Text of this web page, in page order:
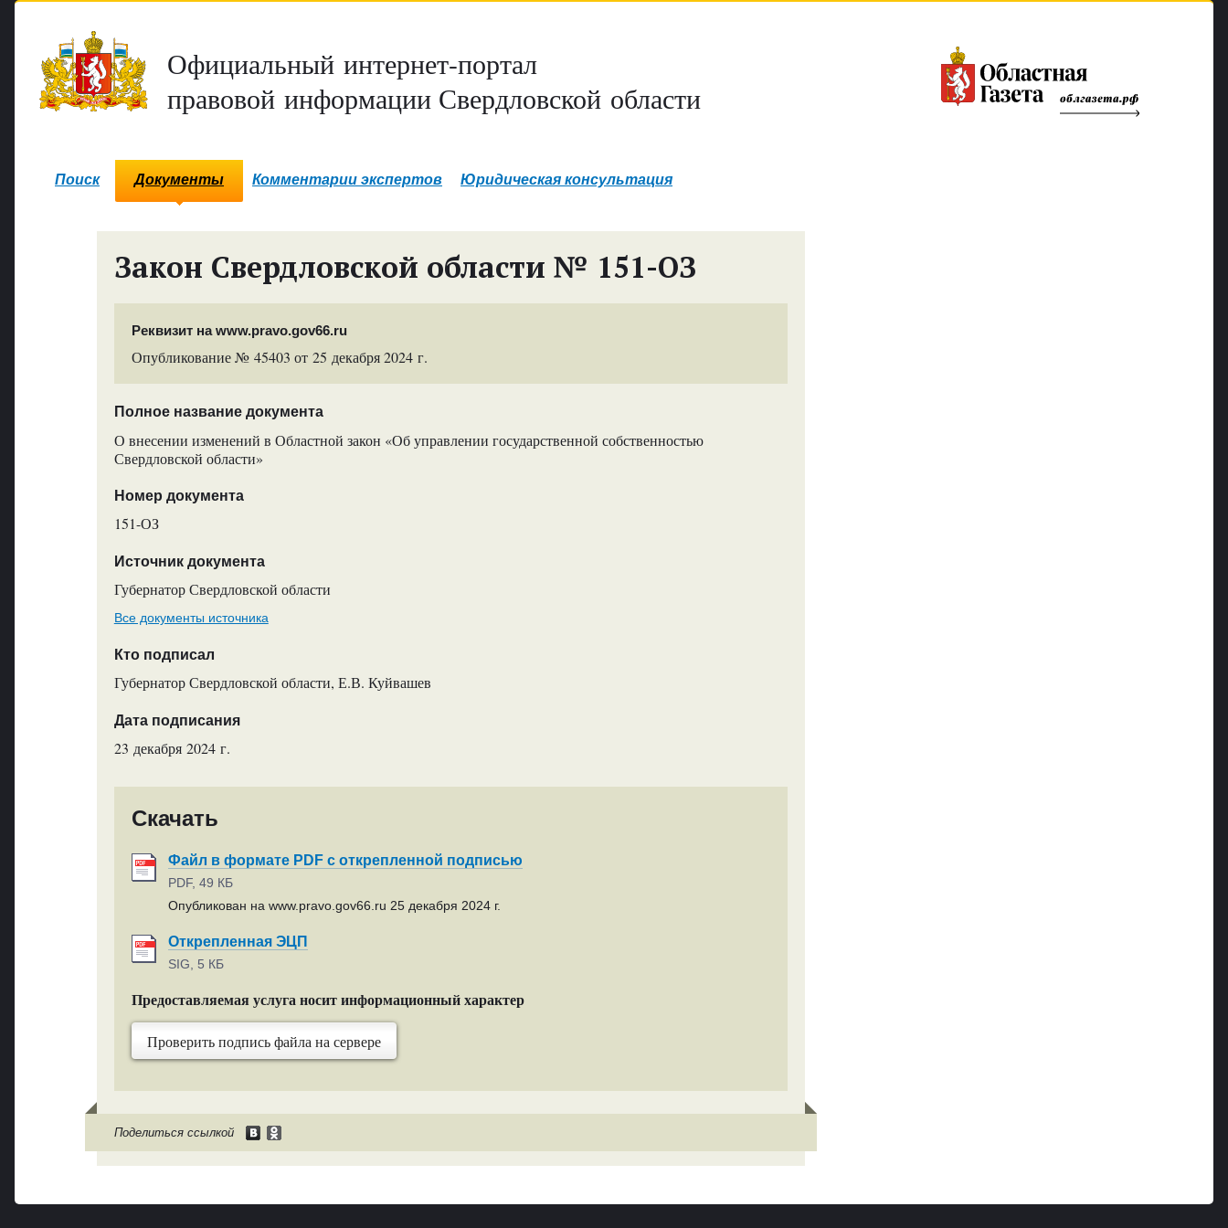
Официальный интернет-портал
правовой информации Свердловской области
Поиск Документы Комментарии экспертов Юридическая консультация
Закон Свердловской области № 151-ОЗ
Реквизит на www.pravo.gov66.ru
Опубликование № 45403 от 25 декабря 2024 г.
Полное название документа
О внесении изменений в Областной закон «Об управлении государственной собственностью
Свердловской области»
Номер документа
151-ОЗ
Источник документа
Губернатор Свердловской области
Все документы источника
Кто подписал
Губернатор Свердловской области, Е.В. Куйвашев
Дата подписания
23 декабря 2024 г.
Скачать
Файл в формате PDF с открепленной подписью
PDF, 49 КБ
Опубликован на www.pravo.gov66.ru 25 декабря 2024 г.
Открепленная ЭЦП
SIG, 5 КБ
Предоставляемая услуга носит информационный характер
Проверить подпись файла на сервере
Поделиться ссылкой